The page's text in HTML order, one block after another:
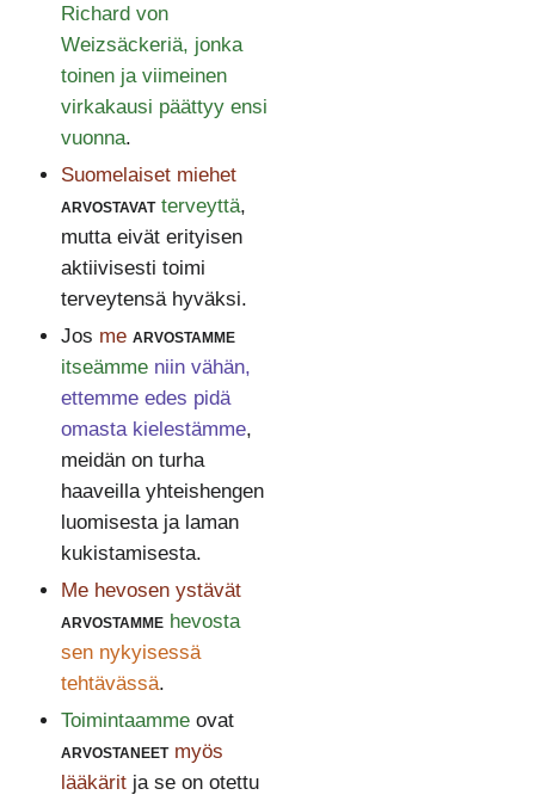
Richard von
Weizsäckeriä, jonka
toinen ja viimeinen
virkakausi päättyy ensi
vuonna.
Suomelaiset miehet
arvostavat terveyttä,
mutta eivät erityisen
aktiivisesti toimi
terveytensä hyväksi.
Jos me arvostamme
itseämme niin vähän,
ettemme edes pidä
omasta kielestämme,
meidän on turha
haaveilla yhteishengen
luomisesta ja laman
kukistamisesta.
Me hevosen ystävät
arvostamme hevosta
sen nykyisessä
tehtävässä.
Toimintaammeovat
arvostaneet myös
lääkäritja se on otettu